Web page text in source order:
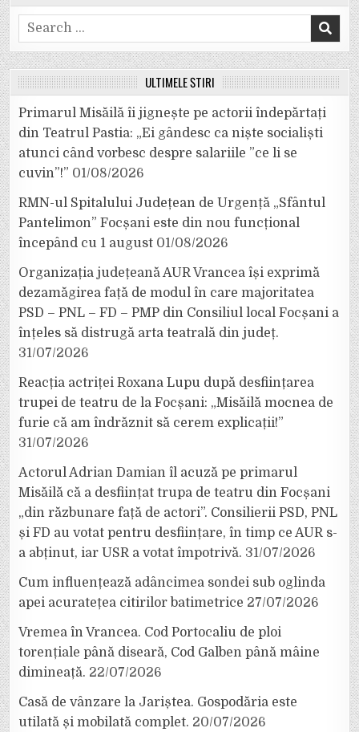
Search
for:
ULTIMELE ȘTIRI
Primarul Misăilă îi jignește pe actorii îndepărtați
din Teatrul Pastia: „Ei gândesc ca niște socialiști
atunci când vorbesc despre salariile ”ce li se
cuvin”!” 01/08/2026
RMN-ul Spitalului Județean de Urgență „Sfântul
Pantelimon” Focșani este din nou funcțional
începând cu 1 august 01/08/2026
Organizația județeană AUR Vrancea își exprimă
dezamăgirea față de modul în care majoritatea
PSD – PNL – FD – PMP din Consiliul local Focșani a
înțeles să distrugă arta teatrală din județ.
31/07/2026
Reacția actriței Roxana Lupu după desființarea
trupei de teatru de la Focșani: „Misăilă mocnea de
furie că am îndrăznit să cerem explicații!”
31/07/2026
Actorul Adrian Damian îl acuză pe primarul
Misăilă că a desființat trupa de teatru din Focșani
„din răzbunare față de actori”. Consilierii PSD, PNL
și FD au votat pentru desființare, în timp ce AUR s-
a abținut, iar USR a votat împotrivă. 31/07/2026
Cum influențează adâncimea sondei sub oglinda
apei acuratețea citirilor batimetrice 27/07/2026
Vremea în Vrancea. Cod Portocaliu de ploi
torențiale până diseară, Cod Galben până mâine
dimineață. 22/07/2026
Casă de vânzare la Jariștea. Gospodăria este
utilată și mobilată complet. 20/07/2026